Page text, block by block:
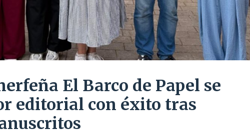
El Barco de Papel se
editorial con éxito tras